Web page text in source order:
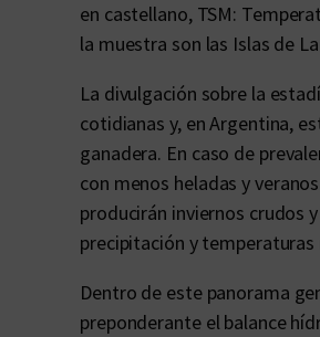
en castellano, TSM:
la muestra son las Islas de
La divulgación sobre la
cotidianas y, en Argentina,
ganadera. En caso de
con menos heladas y
producirán inviernos crudos
precipitación y
Dentro de este panorama
preponderante el balance